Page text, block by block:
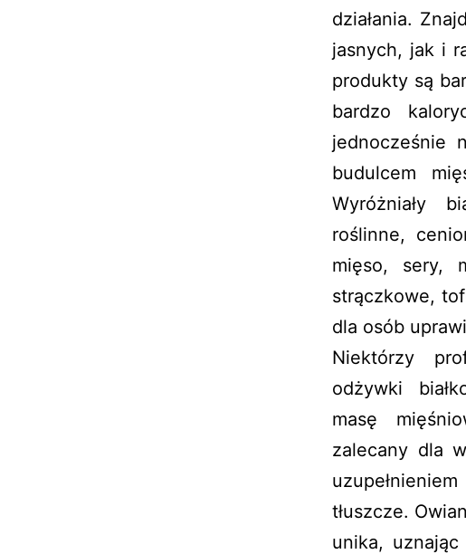
działania.
jasnych, jak i
produkty są
bardzo
jednocześnie
budulcem
Wyróżniały
roślinne,
mięso, sery,
strączkowe,
dla osób
Niektórzy
odżywki
masę
zalecany dla
tłuszcze.
unika,